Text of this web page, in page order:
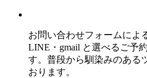
お問い合わせフォームによ
LINE・gmail と選べるご予
す。普段から馴染みのある
おります。